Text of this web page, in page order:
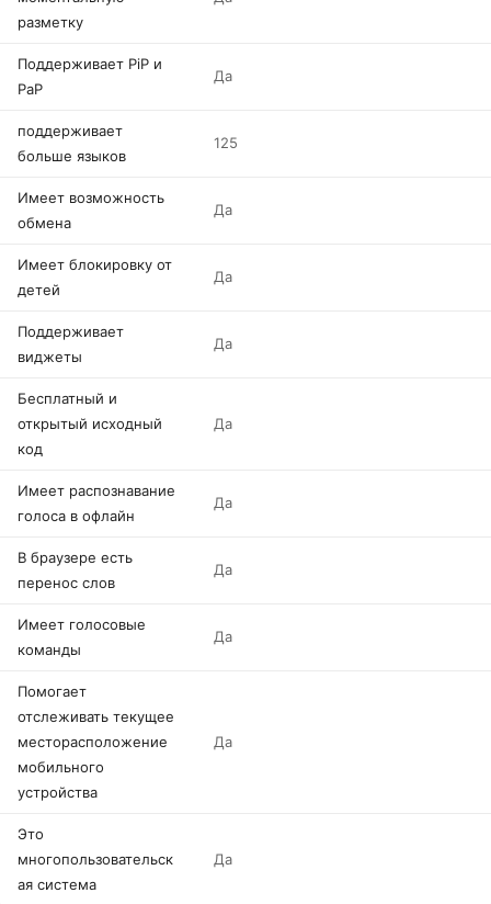
разметку
Поддерживает PiP и
PaP
Да
поддерживает
больше языков
125
Имеет возможность
обмена
Да
Имеет блокировку от
детей
Да
Поддерживает
виджеты
Да
Бесплатный и
открытый исходный
код
Да
Имеет распознавание
голоса в офлайн
Да
В браузере есть
перенос слов
Да
Имеет голосовые
команды
Да
Помогает
отслеживать текущее
месторасположение
мобильного
устройства
Да
Это
многопользовательск
ая система
Да